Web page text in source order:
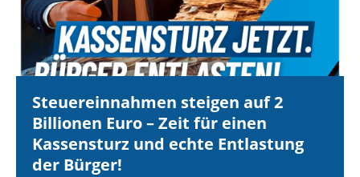
Steuereinnahmen steigen auf 2
Billionen Euro – Zeit für einen
Kassensturz und echte Entlastung
der Bürger!